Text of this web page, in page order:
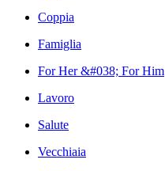
Coppia
Famiglia
For Her &#038; For Him
Lavoro
Salute
Vecchiaia